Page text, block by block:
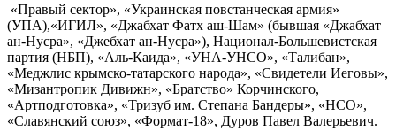
«Правый сектор», «Украинская повстанческая армия»
(УПА),«ИГИЛ», «Джабхат Фатх аш-Шам» (бывшая «Джабхат
ан-Нусра», «Джебхат ан-Нусра»), Национал-Большевистская
партия (НБП), «Аль-Каида», «УНА-УНСО», «Талибан»,
«Меджлис крымско-татарского народа», «Свидетели Иеговы»,
«Мизантропик Дивижн», «Братство» Корчинского,
«Артподготовка», «Тризуб им. Степана Бандеры», «НСО»,
«Славянский союз», «Формат-18», Дуров Павел Валерьевич.